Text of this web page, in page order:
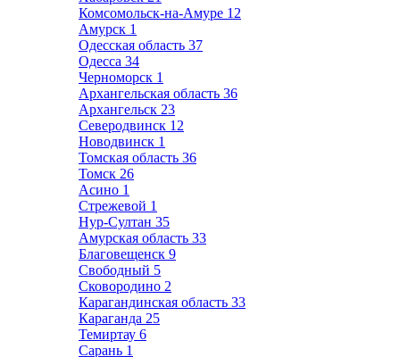
Комсомольск-на-Амуре 12
Амурск 1
Одесская область 37
Одесса 34
Черноморск 1
Архангельская область 36
Архангельск 23
Северодвинск 12
Новодвинск 1
Томская область 36
Томск 26
Асино 1
Стрежевой 1
Нур-Султан 35
Амурская область 33
Благовещенск 9
Свободный 5
Сковородино 2
Карагандинская область 33
Караганда 25
Темиртау 6
Сарань 1